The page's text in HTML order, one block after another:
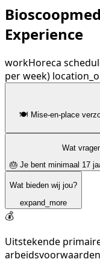
Experience
workHoreca
per week)
🍽️ Mise-en-place
Wat
🎂 Je bent minimaal 17
Wat bieden wij jou?
expand_more
💰
Uitstekende
arbeidsvoorwaarden